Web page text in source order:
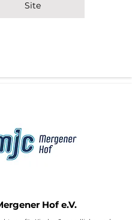
Site
Hof e.V.